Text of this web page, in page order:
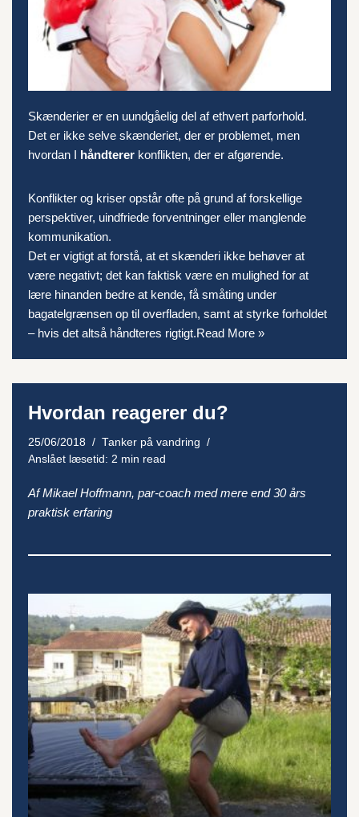
Skænderier er en uundgåelig del af ethvert parforhold.
Det er ikke selve skænderiet, der er problemet, men
hvordan I håndterer konflikten, der er afgørende.
Konflikter og kriser opstår ofte på grund af forskellige
perspektiver, uindfriede forventninger eller manglende
kommunikation.
Det er vigtigt at forstå, at et skænderi ikke behøver at
være negativt; det kan faktisk være en mulighed for at
lære hinanden bedre at kende, få småting under
bagatelgrænsen op til overfladen, samt at styrke forholdet
– hvis det altså håndteres rigtigt.Read More »
Hvordan reagerer du?
25/06/2018
Tanker på vandring
Anslået læsetid: 2 min read
Af Mikael Hoffmann, par-coach med mere end 30 års
praktisk erfaring